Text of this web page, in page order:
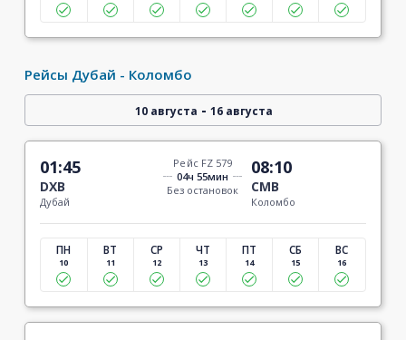
Рейсы Дубай - Коломбо
10 августа - 16 августа
01:45
DXB
Дубай
Рейс FZ 579
04ч 55мин
Без остановок
08:10
CMB
Коломбо
ПН
10
ВТ
11
СР
12
ЧТ
13
ПТ
14
СБ
15
ВС
16